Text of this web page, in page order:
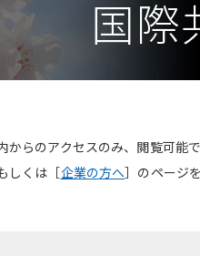
国際
らのアクセスのみ、閲覧可能で
しくは［ 企業の方へ ］のページ